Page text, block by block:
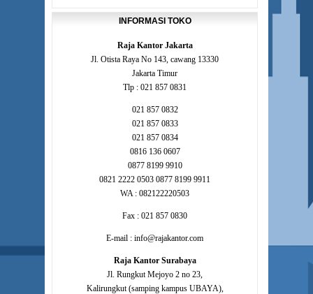
INFORMASI TOKO
Raja Kantor Jakarta
Jl. Otista Raya No 143, cawang 13330
Jakarta Timur
Tlp : 021 857 0831
021 857 0832
021 857 0833
021 857 0834
0816 136 0607
0877 8199 9910
0821 2222 0503 0877 8199 9911
WA : 082122220503
Fax : 021 857 0830
E-mail : info@rajakantor.com
Raja Kantor Surabaya
Jl. Rungkut Mejoyo 2 no 23,
Kalirungkut (samping kampus UBAYA),